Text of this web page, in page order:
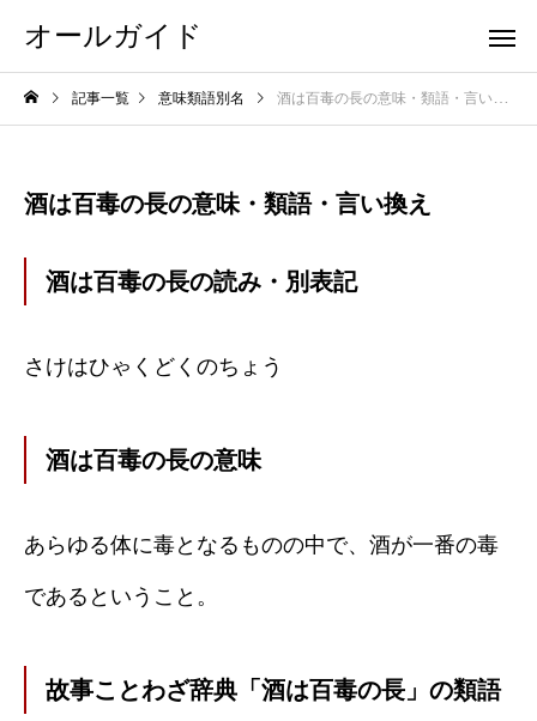
オールガイド
記事一覧 意味類語別名 酒は百毒の長の意味・類語・言い換え
酒は百毒の長の意味・類語・言い換え
酒は百毒の長の読み・別表記
さけはひゃくどくのちょう
酒は百毒の長の意味
あらゆる体に毒となるものの中で、酒が一番の毒
であるということ。
故事ことわざ辞典「酒は百毒の長」の類語